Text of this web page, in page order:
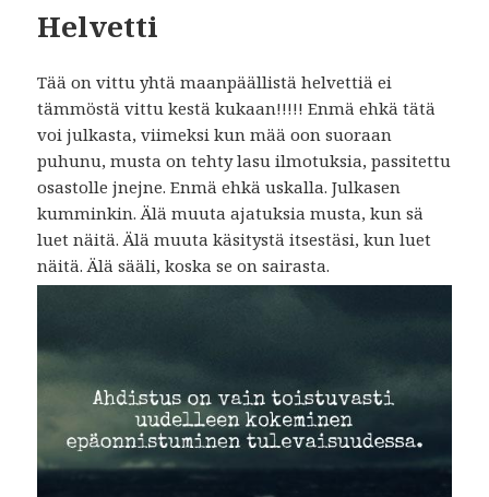
Helvetti
Tää on vittu yhtä maanpäällistä helvettiä ei
tämmöstä vittu kestä kukaan!!!!! Enmä ehkä tätä
voi julkasta, viimeksi kun mää oon suoraan
puhunu, musta on tehty lasu ilmotuksia, passitettu
osastolle jnejne. Enmä ehkä uskalla. Julkasen
kumminkin. Älä muuta ajatuksia musta, kun sä
luet näitä. Älä muuta käsitystä itsestäsi, kun luet
näitä. Älä sääli, koska se on sairasta.